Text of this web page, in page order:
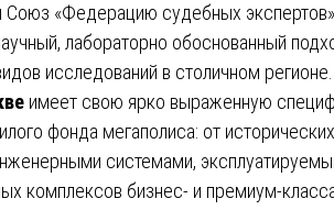
«Федерацию судебных экспертов»
лабораторно обоснованный
исследований в столичном регионе.
имеет свою ярко выраженную
фонда мегаполиса: от
системами,
комплексов бизнес- и премиум-